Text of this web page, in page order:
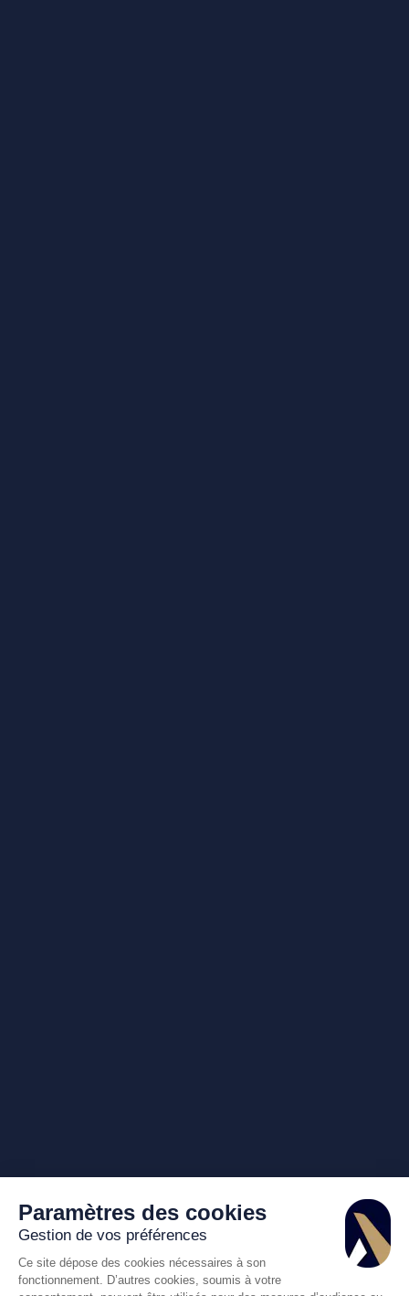
Paramètres des cookies
Gestion de vos préférences
Ce site dépose des cookies nécessaires à son
fonctionnement. D’autres cookies, soumis à votre